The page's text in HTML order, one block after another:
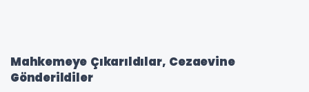
Mahkemeye Çıkarıldılar, Cezaevine
Gönderildiler